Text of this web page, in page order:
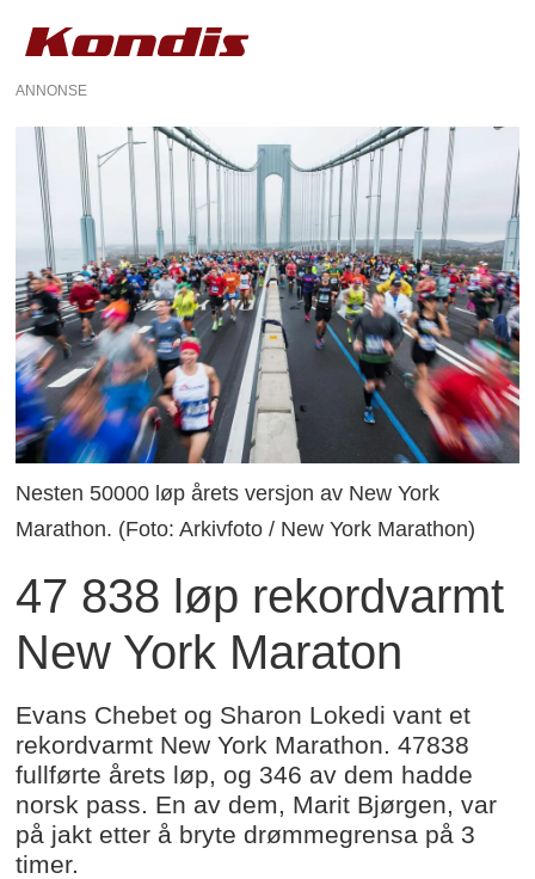
ANNONSE
Nesten 50000 løp årets versjon av New York
Marathon. (Foto: Arkivfoto / New York Marathon)
47 838 løp rekordvarmt
New York Maraton
Evans Chebet og Sharon Lokedi vant et
rekordvarmt New York Marathon. 47838
fullførte årets løp, og 346 av dem hadde
norsk pass. En av dem, Marit Bjørgen, var
på jakt etter å bryte drømmegrensa på 3
timer.